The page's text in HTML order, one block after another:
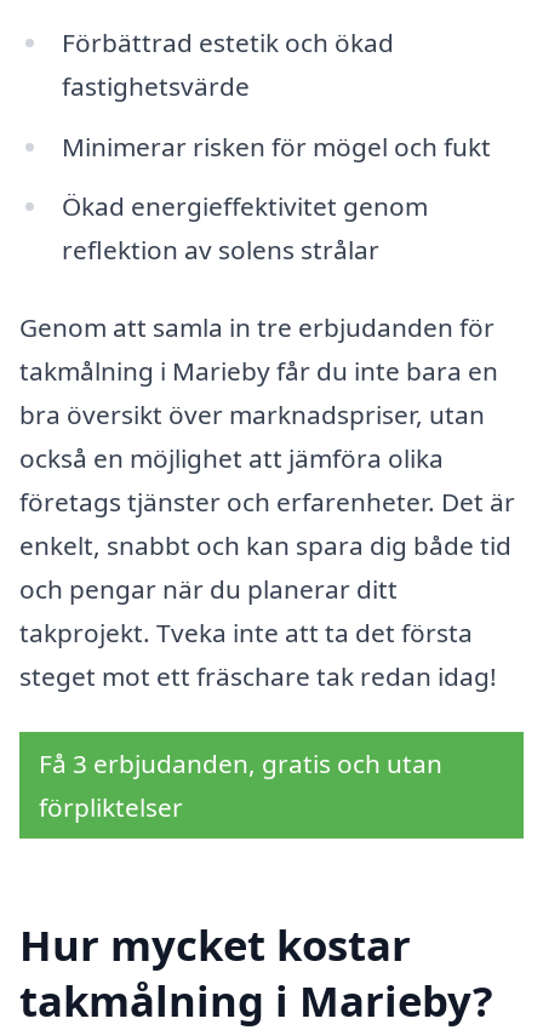
Förbättrad estetik och ökad
fastighetsvärde
Minimerar risken för mögel och fukt
Ökad energieffektivitet genom
reflektion av solens strålar
Genom att samla in tre erbjudanden för
takmålning i Marieby får du inte bara en
bra översikt över marknadspriser, utan
också en möjlighet att jämföra olika
företags tjänster och erfarenheter. Det är
enkelt, snabbt och kan spara dig både tid
och pengar när du planerar ditt
takprojekt. Tveka inte att ta det första
steget mot ett fräschare tak redan idag!
Få 3 erbjudanden, gratis och utan
förpliktelser
Hur mycket kostar
takmålning i Marieby?